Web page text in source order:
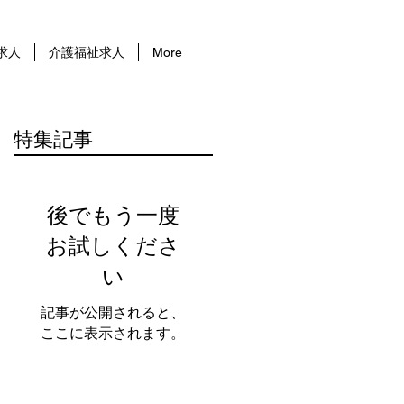
人 介護福祉求人 More
特集記事
後でもう一度
お試しくださ
い
記事が公開されると、
ここに表示されます。